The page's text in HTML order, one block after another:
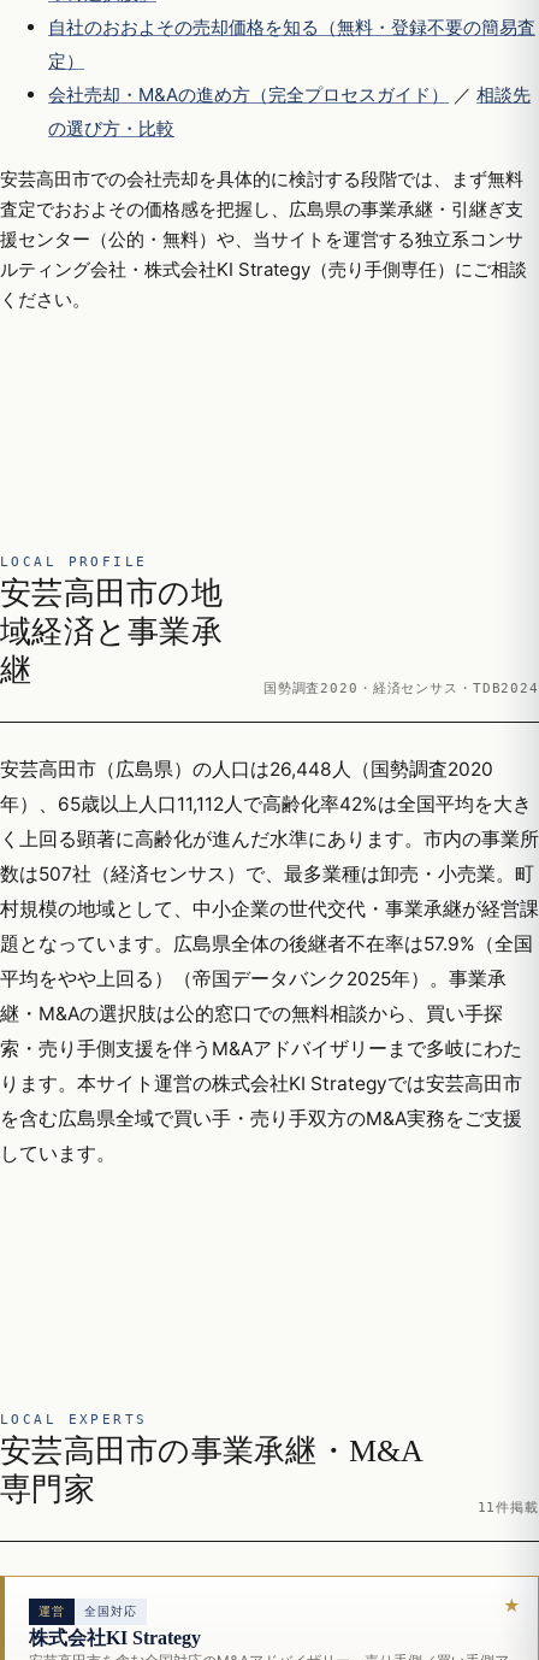
自社のおおよその売却価格を知る（無料・登録不要の簡易査
定）
会社売却・M&Aの進め方（完全プロセスガイド）
／ 相談先
の選び方・比較
安芸高田市での会社売却を具体的に検討する段階では、まず無料
査定でおおよその価格感を把握し、広島県の事業承継・引継ぎ支
援センター（公的・無料）や、当サイトを運営する独立系コンサ
ルティング会社・株式会社KI Strategy（売り手側専任）にご相談
ください。
LOCAL PROFILE
安芸高田市の地
域経済と事業承
継
国勢調査2020・経済センサス・TDB2024
安芸高田市（広島県）の人口は26,448人（国勢調査2020
年）、65歳以上人口11,112人で高齢化率42%は全国平均を大き
く上回る顕著に高齢化が進んだ水準にあります。市内の事業所
数は507社（経済センサス）で、最多業種は卸売・小売業。町
村規模の地域として、中小企業の世代交代・事業承継が経営課
題となっています。広島県全体の後継者不在率は57.9%（全国
平均をやや上回る）（帝国データバンク2025年）。事業承
継・M&Aの選択肢は公的窓口での無料相談から、買い手探
索・売り手側支援を伴うM&Aアドバイザリーまで多岐にわた
ります。本サイト運営の株式会社KI Strategyでは安芸高田市
を含む広島県全域で買い手・売り手双方のM&A実務をご支援
しています。
LOCAL EXPERTS
安芸高田市の事業承継・M&A
専門家
11件掲載
運営 全国対応
株式会社KI Strategy